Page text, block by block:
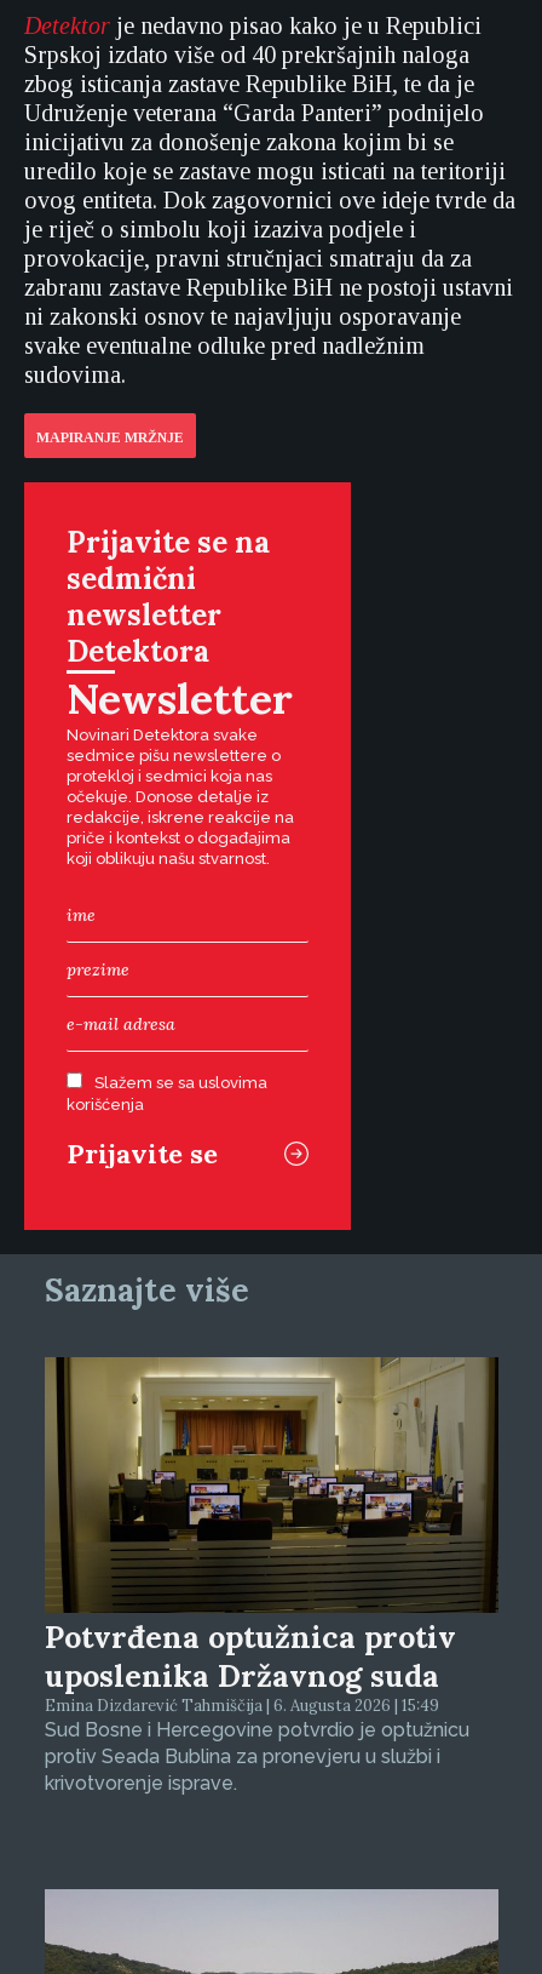
Detektor je nedavno pisao kako je u Republici
Srpskoj izdato više od 40 prekršajnih naloga
zbog isticanja zastave Republike BiH, te da je
Udruženje veterana “Garda Panteri” podnijelo
inicijativu za donošenje zakona kojim bi se
uredilo koje se zastave mogu isticati na teritoriji
ovog entiteta. Dok zagovornici ove ideje tvrde da
je riječ o simbolu koji izaziva podjele i
provokacije, pravni stručnjaci smatraju da za
zabranu zastave Republike BiH ne postoji ustavni
ni zakonski osnov te najavljuju osporavanje
svake eventualne odluke pred nadležnim
sudovima.
MAPIRANJE MRŽNJE
Prijavite se na
sedmični
newsletter
Detektora
Newsletter
Novinari Detektora svake
sedmice pišu newslettere o
protekloj i sedmici koja nas
očekuje. Donose detalje iz
redakcije, iskrene reakcije na
priče i kontekst o događajima
koji oblikuju našu stvarnost.
Slažem se sa uslovima
korišćenja
Saznajte više
Potvrđena optužnica protiv
uposlenika Državnog suda
Emina Dizdarević Tahmiščija | 6. Augusta 2026 | 15:49
Sud Bosne i Hercegovine potvrdio je optužnicu
protiv Seada Bublina za pronevjeru u službi i
krivotvorenje isprave.